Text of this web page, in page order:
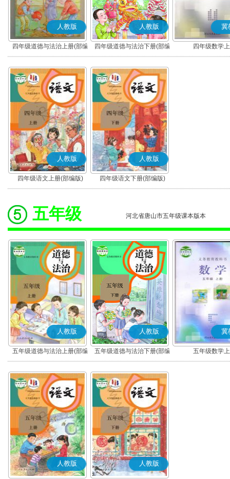
人教版
四年级道德与法治上册(部编
版)
人教版
四年级道德与法治下册(部编
版)
冀
四年级数学
人教版
四年级语文上册(部编版)
人教版
四年级语文下册(部编版)
五年级 河北省唐山市五年级课本版本
人教版
五年级道德与法治上册(部编
版)
人教版
五年级道德与法治下册(部编
版)
冀
五年级数学
人教版 人教版